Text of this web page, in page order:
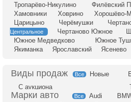
Тропарёво-Никулино
Филёвский
Хамовники
Ховрино Хорошёво-
Царицыно
Черёмушки
Центральное
Чертаново Южное
Южное Медведково
Южное
Якиманка
Ярославский Ясенево
Все Новые
С аукциона
Все Audi